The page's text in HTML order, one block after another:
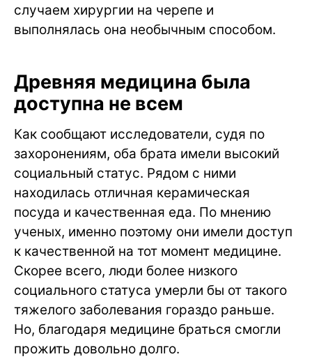
случаем хирургии на черепе и
выполнялась она необычным способом.
Древняя медицина была
доступна не всем
Как сообщают исследователи, судя по
захоронениям, оба брата имели высокий
социальный статус. Рядом с ними
находилась отличная керамическая
посуда и качественная еда. По мнению
ученых, именно поэтому они имели доступ
к качественной на тот момент медицине.
Скорее всего, люди более низкого
социального статуса умерли бы от такого
тяжелого заболевания гораздо раньше.
Но, благодаря медицине браться смогли
прожить довольно долго.